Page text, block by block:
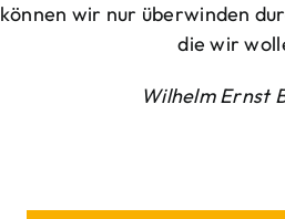
können wir nur überwinden
die wir
Wilhelm Ernst